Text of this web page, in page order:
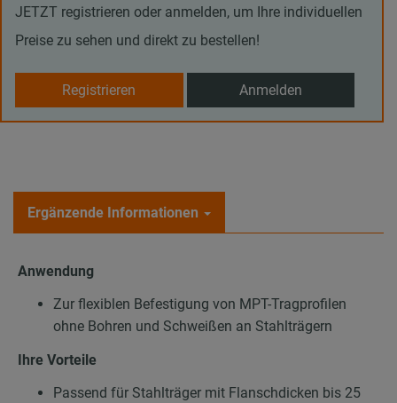
JETZT registrieren oder anmelden, um Ihre individuellen
Preise zu sehen und direkt zu bestellen!
Registrieren Anmelden
Ergänzende Informationen
Anwendung
Zur flexiblen Befestigung von MPT-Tragprofilen
ohne Bohren und Schweißen an Stahlträgern
Ihre Vorteile
Passend für Stahlträger mit Flanschdicken bis 25